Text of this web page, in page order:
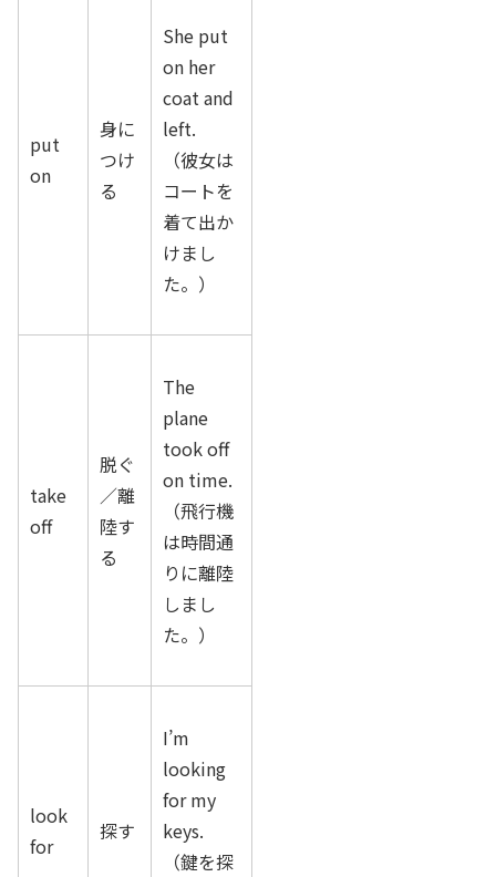
put
on
身に
つけ
る
She put
on her
coat and
left.
（彼女は
コートを
着て出か
けまし
た。）
take
off
脱ぐ
／離
陸す
る
The
plane
took off
on time.
（飛行機
は時間通
りに離陸
しまし
た。）
look
for
探す
I’m
looking
for my
keys.
（鍵を探